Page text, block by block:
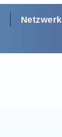
Netzwerk